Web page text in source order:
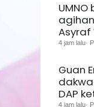
Asyraf
4 jam lalu·
Guan
DAP
4 jam lalu·